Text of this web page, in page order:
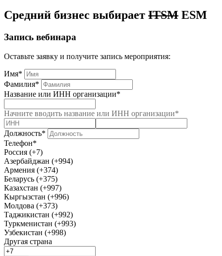
Средний бизнес выбирает ITSM ESM
Запись вебинара
Оставьте заявку и получите запись мероприятия:
Имя*
Фамилия*
Название или ИНН организации*
Начните вводить название или ИНН организации*
Должность*
Телефон*
Россия (+7)
Азербайджан (+994)
Армения (+374)
Беларусь (+375)
Казахстан (+997)
Кыргызстан (+996)
Молдова (+373)
Таджикистан (+992)
Туркменистан (+993)
Узбекистан (+998)
Другая страна